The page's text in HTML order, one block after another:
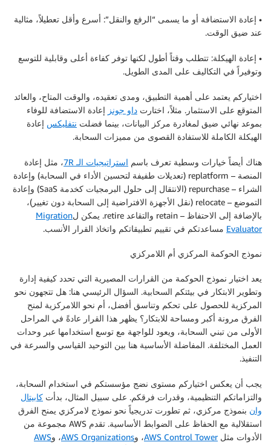
• إعادة الاستضافة أو ما يسمى “الرفع والنقل”: أسرع وأقل تعطيلاً، مثالية
عند ضيق الوقت.
• إعادة الهيكلة: تتطلب وقتاً أطول لكنها توفر كفاءة أعلى وقابلية للتوسع
وتوفيراً في التكاليف على المدى الطويل.
اختياركم يعتمد على أهمية التطبيق، ومدى تعقيده، والوقت المتاح، والعائد
المتوقع على الاستثمار. مثلاً، اختارت داو جونز إعادة الاستضافة للوفاء
بموعد نهائي ضيق لمغادرة مركز البيانات، بينما فضلت نتفليكس إعادة
الهيكلة الكاملة للاستفادة القصوى من مميزات السحابة.
هناك أيضاً خيارات وسطية تعرف باسم استراتيجيات الـ 7R
، مثل إعادة
المنصة – replatform (تعديلات طفيفة لتحسين الأداء في السحابة) وإعادة
الشراء – repurchase (الانتقال إلى حلول البرمجيات كخدمة SaaS) وإعادة
التموضع – relocate (نقل الأجهزة الافتراضية إلى السحابة دون تغيير)،
بالإضافة إلى الاحتفاظ – retain والتقاعد retire. يمكن ل
Migration
Evaluator مساعدتكم في تقييم تطبيقاتكم واتخاذ القرار الأنسب.
نموذج الحوكمة المركزي أم اللامركزي
يعد اختيار نموذج الحوكمة من القرارات المصيرية التي تحدد كيفية إدارة
وتطوير الابتكار في بيئتكم السحابية. السؤال الرئيسي هنا: هل تتجهون نحو
المركزية للحصول على تحكم وتناسق أفضل، أم نحو اللامركزية لمنح
الفرق مرونة أكبر ومساحة للابتكار؟ يظهر هذا القرار عادةً في المراحل
الأولى من تبني السحابة، ويعود للواجهة مع توسع استخدامها عبر وحدات
العمل المختلفة. المفاضلة الأساسية هنا بين التوحيد القياسي والسرعة في
التنفيذ.
يجب أن يعكس اختياركم مستوى نضج مؤسستكم في استخدام السحابة،
والتزاماتكم التنظيمية، وقدرات فرقكم. على سبيل المثال، بدأت كابيتال
وان بنموذج مركزي، ثم تطورت تدريجياً نحو نموذج لامركزي يمنح الفرق
استقلالية مع الحفاظ على الضوابط الأساسية. تقدم AWS مجموعة من
الأدوات مثلAWS Control Tower، وAWS Organizations، وAWS